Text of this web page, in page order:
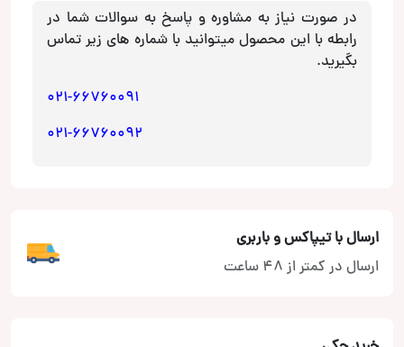
در صورت نیاز به مشاوره و پاسخ به سوالات شما در
رابطه با این محصول میتوانید با شماره های زیر تماس
بگیرید.
021-66760091
021-66760092
ارسال با تیپاکس و باربری
ارسال در کمتر از 48 ساعت